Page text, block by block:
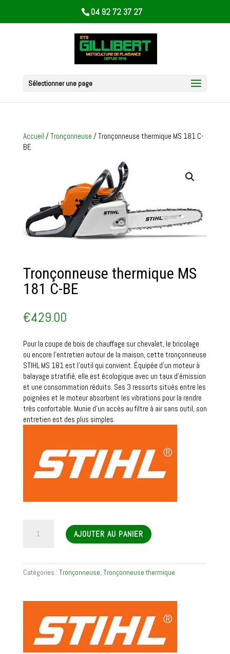
04 92 72 37 27
Sélectionner une page
Accueil /Tronçonneuse / Tronçonneuse thermique MS 181 C-
BE
Tronçonneuse thermique MS
181 C-BE
€429.00
Pour la coupe de bois de chauffage sur chevalet, le bricolage
ou encore l’entretien autour de la maison, cette tronçonneuse
STIHL MS 181 est l’outil qui convient. Équipée d’un moteur à
balayage stratifié, elle est écologique avec un taux d’émission
et une consommation réduits. Ses 3 ressorts situés entre les
poignées et le moteur absorbent les vibrations pour la rendre
très confortable. Munie d’un accès au filtre à air sans outil, son
entretien est des plus simples.
MS
BE
AJOUTER AU PANIER
Catégories : Tronçonneuse, Tronçonneuse thermique